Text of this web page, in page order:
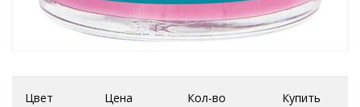
Цвет Цена Кол-во Купить